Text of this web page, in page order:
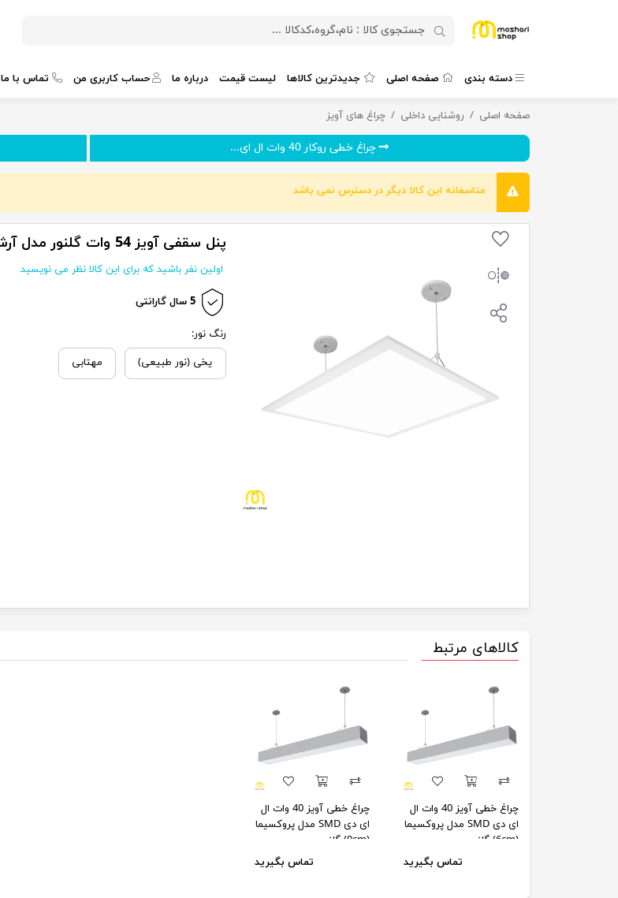
دسته بندی صفحه اصلی جدیدترین کالاها لیست قیمت درباره ما حساب کاربری من تماس با ما
صفحه اصلی روشنایی داخلی چراغ های آویز پنل سقفی آویز 54 وات گلنور مدل آرشید
چراغ خطی روکار 40 وات ال ای...
متاسفانه این کالا دیگر در دسترس نمی باشد
پنل سقفی آویز 54 وات گلنور مدل آرشید
اولین نفر باشید که برای این کالا نظر می نویسید
5 سال گارانتی
رنگ نور:
یخی (نور طبیعی) مهتابی
کالاهای مرتبط
چراغ خطی آویز 40 وات ال
ای دی SMD مدل پروکسیما
(6cm) گلنور
تماس بگیرید
چراغ خطی آویز 40 وات ال
ای دی SMD مدل پروکسیما
(9cm) گلنور
تماس بگیرید